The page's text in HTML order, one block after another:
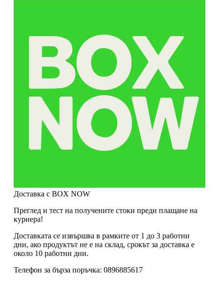
Доставка с BOX NOW
Преглед и тест на получените стоки преди плащане на
куриера!
Доставката се извършва в рамките от 1 до 3 работни
дни, ако продуктът не е на склад, срокът за доставка е
около 10 работни дни.
Телефон за бърза поръчка: 0896885617